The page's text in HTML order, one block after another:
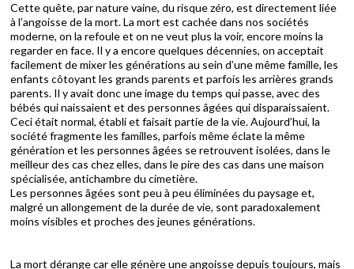
Cette quête, par nature vaine, du risque zéro, est directement liée
à l’angoisse de la mort. La mort est cachée dans nos sociétés
moderne, on la refoule et on ne veut plus la voir, encore moins la
regarder en face. Il y a encore quelques décennies, on acceptait
facilement de mixer les générations au sein d’une même famille, les
enfants côtoyant les grands parents et parfois les arrières grands
parents. Il y avait donc une image du temps qui passe, avec des
bébés qui naissaient et des personnes âgées qui disparaissaient.
Ceci était normal, établi et faisait partie de la vie. Aujourd’hui, la
société fragmente les familles, parfois même éclate la même
génération et les personnes âgées se retrouvent isolées, dans le
meilleur des cas chez elles, dans le pire des cas dans une maison
spécialisée, antichambre du cimetière.
Les personnes âgées sont peu à peu éliminées du paysage et,
malgré un allongement de la durée de vie, sont paradoxalement
moins visibles et proches des jeunes générations.
La mort dérange car elle génère une angoisse depuis toujours, mais